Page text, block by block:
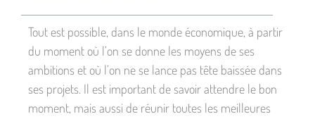
Tout est possible, dans le monde économique, à partir
du moment où l’on se donne les moyens de ses
ambitions et où l’on ne se lance pas tête baissée dans
ses projets. Il est important de savoir attendre le bon
moment, mais aussi de réunir toutes les meilleures